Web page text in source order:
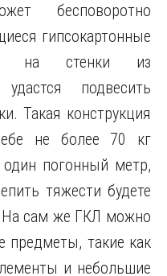
бесповоротно
гипсокартонные
на стенки из
подвесить
Такая конструкция
не более 70 кг
один погонный метр,
тяжести будете
На сам же ГКЛ можно
предметы, такие как
и небольшие